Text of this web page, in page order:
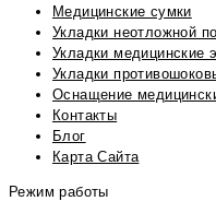
Медицинские сумки
Укладки неотложной
Укладки медицинские
Укладки
Оснащение
Контакты
Блог
Карта Сайта
Режим работы